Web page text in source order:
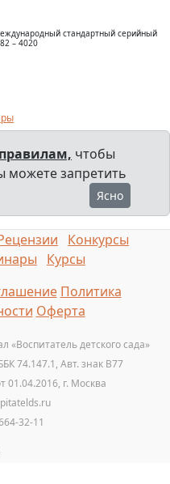
стандартный серийный
– 4020
чтобы
можете запретить
Ясно
Конкурсы
Курсы
Политика
Оферта
«Воспитатель детского сада»
74.147.1, Авт. знак B77
г. Москва
32-11